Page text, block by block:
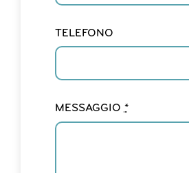
TELEFONO
MESSAGGIO*